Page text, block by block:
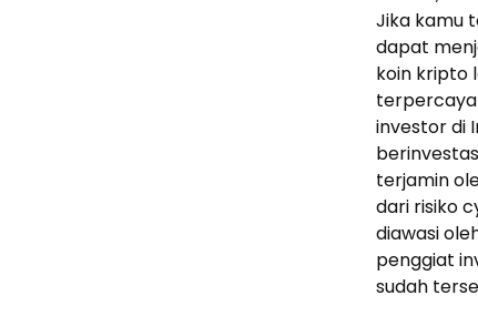
Jika kamu
dapat
koin kripto
investor di
terjamin
dari risiko
diawasi
penggiat
sudah